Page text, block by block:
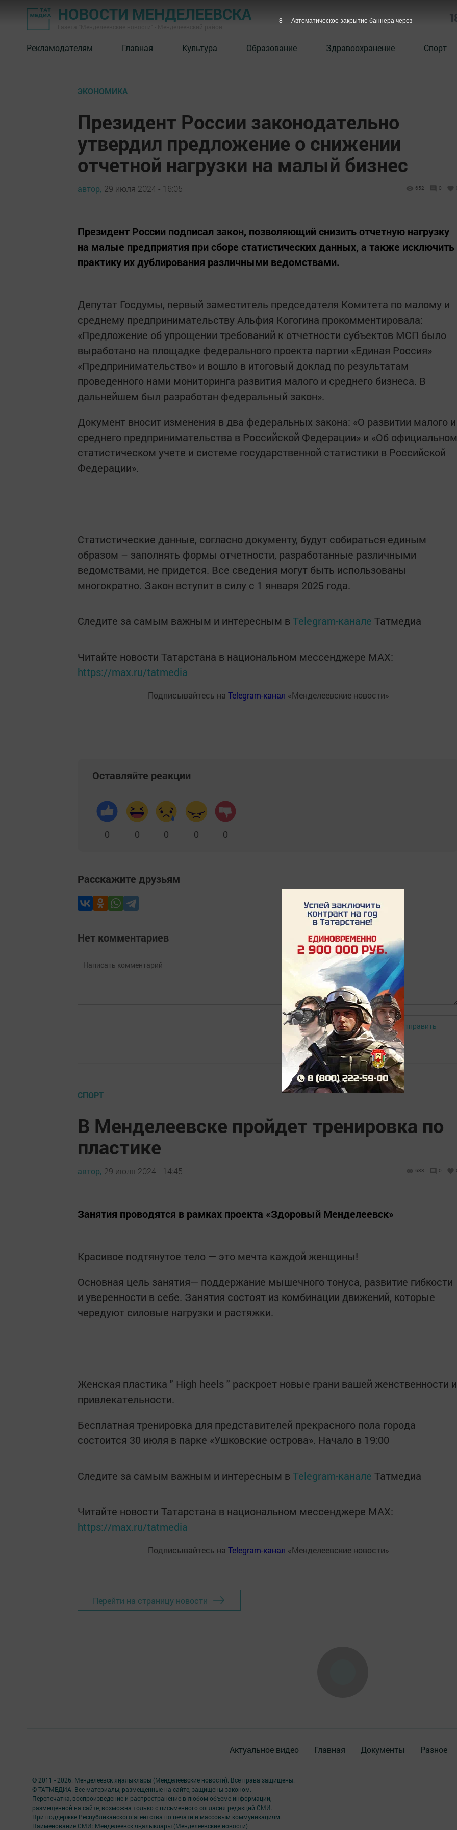
НОВОСТИ МЕНДЕЛЕЕВСКА
Рекламодателям Главная Культура Образование Здравоохранение Спорт
ЭКОНОМИКА
Президент России законодательно
утвердил предложение о снижении
отчетной нагрузки на малый бизнес
автор, 29 июля 2024 - 16:05 652 0
Президент России подписал закон, позволяющий снизить отчетную нагрузку
на малые предприятия при сборе статистических данных, а также исключить
практику их дублирования различными ведомствами.
Депутат Госдумы, первый заместитель председателя Комитета по малому и
среднему предпринимательству Альфия Когогина прокомментировала:
«Предложение об упрощении требований к отчетности субъектов МСП было
выработано на площадке федерального проекта партии «Единая Россия»
«Предпринимательство» и вошло в итоговый доклад по результатам
проведенного нами мониторинга развития малого и среднего бизнеса. В
дальнейшем был разработан федеральный закон».
Документ вносит изменения в два федеральных закона: «О развитии малого и
среднего предпринимательства в Российской Федерации» и «Об официальном
статистическом учете и системе государственной статистики в Российской
Федерации».
Статистические данные, согласно документу, будут собираться единым
образом – заполнять формы отчетности, разработанные различными
ведомствами, не придется. Все сведения могут быть использованы
многократно. Закон вступит в силу с 1 января 2025 года.
Следите за самым важным и интересным в Telegram-канале Татмедиа
Читайте новости Татарстана в национальном мессенджере MАХ:
https://max.ru/tatmedia
Подписывайтесь на Telegram-канал «Менделеевские новости»
Оставляйте реакции
0 0 0 0 0
Расскажите друзьям
Нет комментариев
Авторизоваться Отправить
СПОРТ
В Менделеевске пройдет тренировка по
пластике
автор, 29 июля 2024 - 14:45 633 0
Занятия проводятся в рамках проекта «Здоровый Менделеевск»
Красивое подтянутое тело — это мечта каждой женщины!
Основная цель занятия— поддержание мышечного тонуса, развитие гибкости
и уверенности в себе. Занятия состоят из комбинации движений, которые
чередуют силовые нагрузки и растяжки.
Женская пластика " High heels " раскроет новые грани вашей женственности и
привлекательности.
Бесплатная тренировка для представителей прекрасного пола города
состоится 30 июля в парке «Ушковские острова». Начало в 19:00
Следите за самым важным и интересным в Telegram-канале Татмедиа
Читайте новости Татарстана в национальном мессенджере MАХ:
https://max.ru/tatmedia
Подписывайтесь на Telegram-канал «Менделеевские новости»
Перейти на страницу новости
Актуальное видео Главная Документы Разное
© 2011 - 2026. Менделеевск яӊалыклары (Менделеевские новости). Все права защищены.
© ТАТМЕДИА. Все материалы, размещенные на сайте, защищены законом.
Перепечатка, воспроизведение и распространение в любом объеме информации,
размещенной на сайте, возможна только с письменного согласия редакций СМИ.
При поддержке Республиканского агентства по печати и массовым коммуникациям.
Наименование СМИ: Менделеевск яӊалыклары (Менделеевские новости)
7 Автоматическое закрытие баннера через